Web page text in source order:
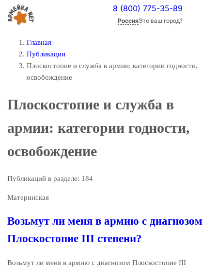
8 (800) 775-35-89
РоссияЭто ваш город?
Главная
Публикации
Плоскостопие и служба в армии: категории годности,
освобождение
Плоскостопие и служба в
армии: категории годности,
освобождение
Публикаций в разделе: 184
Материнская
Возьмут ли меня в армию с диагнозом
Плоскостопие III степени?
Возьмут ли меня в армию с диагнозом Плоскостопие III